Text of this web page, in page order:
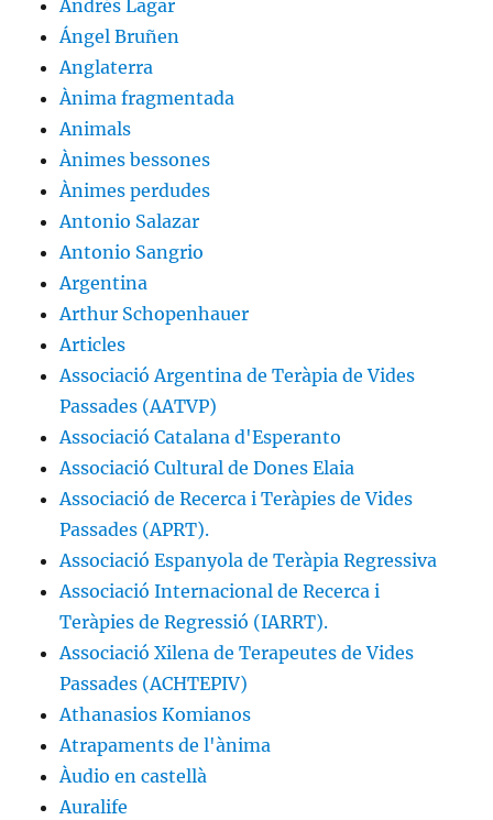
Andrés Lagar
Ángel Bruñen
Anglaterra
Ànima fragmentada
Animals
Ànimes bessones
Ànimes perdudes
Antonio Salazar
Antonio Sangrio
Argentina
Arthur Schopenhauer
Articles
Associació Argentina de Teràpia de Vides
Passades (AATVP)
Associació Catalana d'Esperanto
Associació Cultural de Dones Elaia
Associació de Recerca i Teràpies de Vides
Passades (APRT).
Associació Espanyola de Teràpia Regressiva
Associació Internacional de Recerca i
Teràpies de Regressió (IARRT).
Associació Xilena de Terapeutes de Vides
Passades (ACHTEPIV)
Athanasios Komianos
Atrapaments de l'ànima
Àudio en castellà
Auralife